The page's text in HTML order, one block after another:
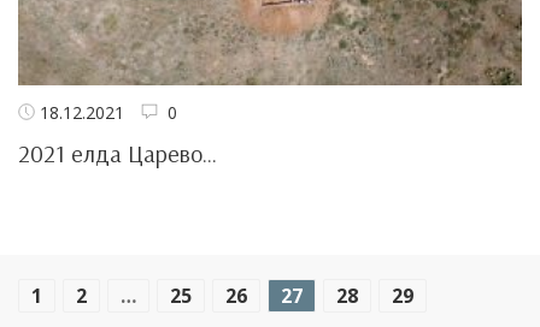
18.12.2021 0
2021 елда Царево...
1 2 … 25 26 27 28 29